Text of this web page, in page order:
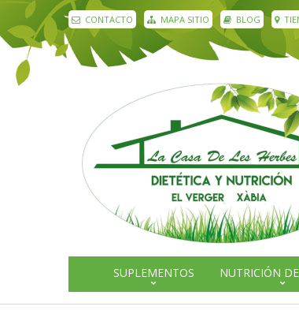
CONTACTO MAPA SITIO BLOG
SUPLEMENTOS NUTRICIÓN